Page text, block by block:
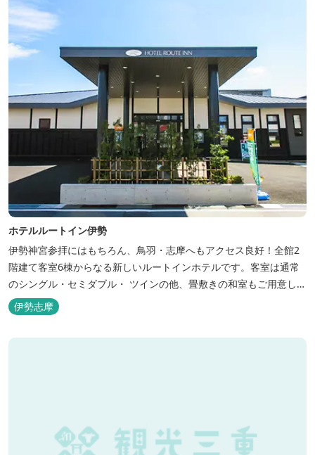
ホテルルートイン伊勢
伊勢神宮参拝にはもちろん、鳥羽・志摩へもアクセス良好！全館2
階建て客室6棟からなる新しいルートインホテルです。客室は通常
のシングル・セミダブル・ ツインの他、畳敷きの和室もご用意して
おります。 （和室はベッドが設置されています）靴を脱いでお部屋
でおくつろぎください。 また、朝食バイキング無料サービス（営業
時間6:30～900）、大浴場完備、全室インターネット回線完備（Wi-
伊勢志摩